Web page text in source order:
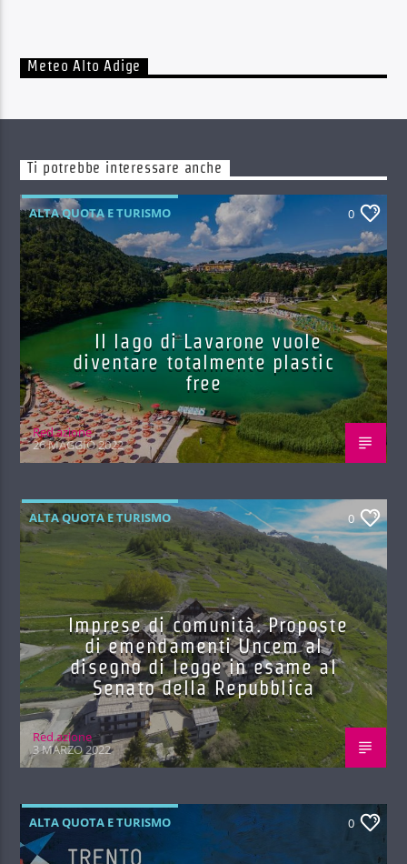
Meteo Alto Adige
Ti potrebbe interessare anche
ALTA QUOTA E TURISMO 0
Il lago di Lavarone vuole
diventare totalmente plastic
free
Red.azione
26 MAGGIO 2022
ALTA QUOTA E TURISMO 0
Imprese di comunità. Proposte
di emendamenti Uncem al
disegno di legge in esame al
Senato della Repubblica
Red.azione
3 MARZO 2022
ALTA QUOTA E TURISMO 0